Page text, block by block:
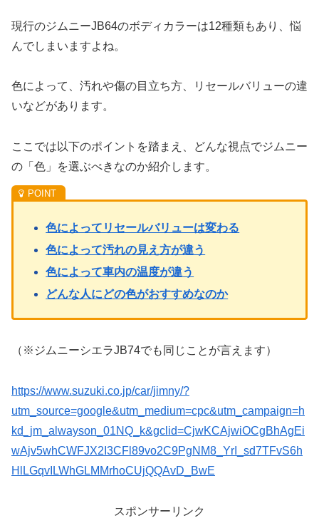
現行のジムニーJB64のボディカラーは12種類もあり、悩
んでしまいますよね。
色によって、汚れや傷の目立ち方、リセールバリューの違
いなどがあります。
ここでは以下のポイントを踏まえ、どんな視点でジムニー
の「色」を選ぶべきなのか紹介します。
色によってリセールバリューは変わる
色によって汚れの見え方が違う
色によって車内の温度が違う
どんな人にどの色がおすすめなのか
（※ジムニーシエラJB74でも同じことが言えます）
https://www.suzuki.co.jp/car/jimny/?
utm_source=google&utm_medium=cpc&utm_campaign=h
kd_jm_alwayson_01NQ_k&gclid=CjwKCAjwiOCgBhAgEi
wAjv5whCWFJX2I3CFl89vo2C9PgNM8_YrI_sd7TFvS6h
HlLGqvILWhGLMMrhoCUjQQAvD_BwE
スポンサーリンク